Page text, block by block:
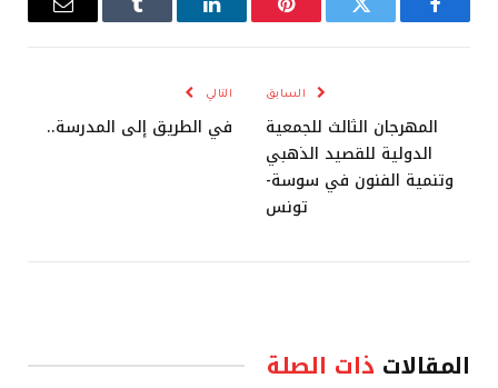
فيسبوك تويتر بينتيريستلينكدإن Tumblr
البريد
السابق
المهرجان الثالث للجمعية
الدولية للقصيد الذهبي
وتنمية الفنون في سوسة-
تونس
التالي
في الطريق إلى المدرسة..
المقالات ذات الصلة